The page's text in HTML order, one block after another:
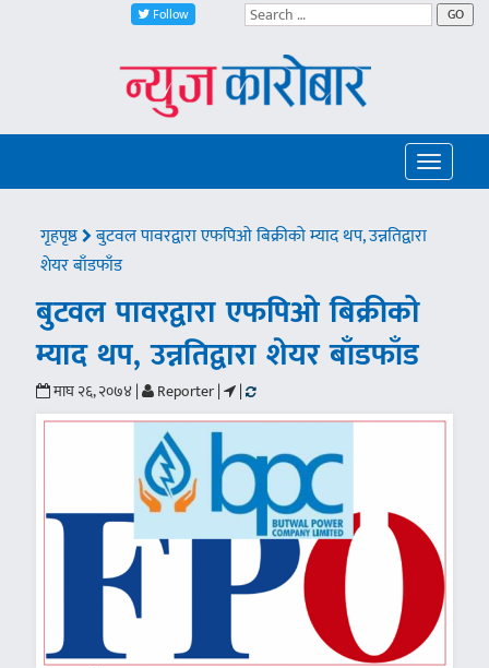
Follow GO
Toggle
गृहपृष्ठ
बुटवल पावरद्वारा एफपिओ बिक्रीको म्याद थप, उन्नतिद्वारा
शेयर बाँडफाँड
बुटवल पावरद्वारा एफपिओ बिक्रीको
म्याद थप, उन्नतिद्वारा शेयर बाँडफाँड
माघ २६, २०७४ | Reporter | |